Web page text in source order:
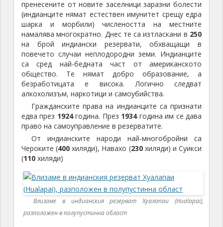
пренесените от новите заселници заразни болести
(индианците нямат естествен имунитет срещу едра
шарка и морбили) числеността на местните
намалява многократно. Днес те са изтласкани в 250
на брой индиански резервати, обхващащи в
повечето случаи неплодородни земи. Индианците
са сред най-бедната част от американското
общество. Те нямат добро образование, а
безработицата е висока. Логично следват
алкохолизъм, наркотици и самоубийства.
Гражданските права на индианците са признати
едва през 1924година. През 1934година им се дава
право на самоуправление в резерватите.
От индианските народи най-многобройни са
Чероките (400 хиляди), Навахо (230хиляди) и Суикси
(110хиляди)
Влизаме в индианския резерват Хуалапаи (Hualapai),
разположен в полупустинна област